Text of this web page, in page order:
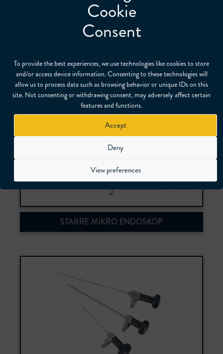
Cookie
Consent
To provide the best experiences, we use technologies like cookies to store
and/or access device information. Consenting to these technologies will
allow us to process data such as browsing behavior or unique IDs on this
site. Not consenting or withdrawing consent, may adversely affect certain
features and functions.
Accept
Deny
View preferences
90°-Spiegelrohr
ECOFIX PRO
Ø 1.0 mm 0° - 10.000 px ACMI Anschluss
STARRE MIKRO ENDOSKOP